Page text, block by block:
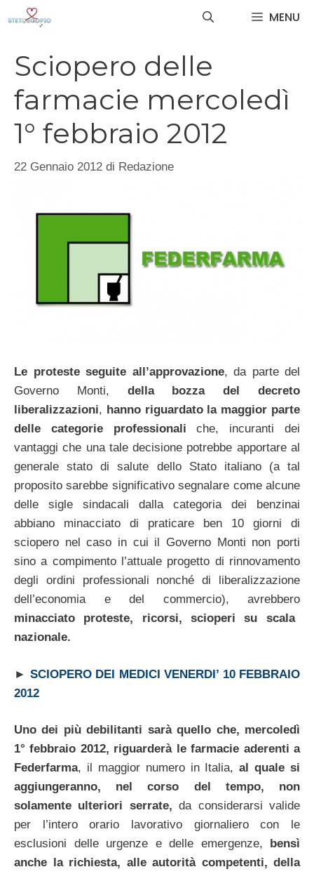
MENU
Sciopero delle
farmacie mercoledì
1° febbraio 2012
22 Gennaio 2012 di Redazione
Le proteste seguite all’approvazione, da parte del
Governo Monti, della bozza del decreto
liberalizzazioni, hanno riguardato la maggior parte
delle categorie professionali che, incuranti dei
vantaggi che una tale decisione potrebbe apportare al
generale stato di salute dello Stato italiano (a tal
proposito sarebbe significativo segnalare come alcune
delle sigle sindacali dalla categoria dei benzinai
abbiano minacciato di praticare ben 10 giorni di
sciopero nel caso in cui il Governo Monti non porti
sino a compimento l’attuale progetto di rinnovamento
degli ordini professionali nonché di liberalizzazione
dell’economia e del commercio), avrebbero
minacciato proteste, ricorsi, scioperi su scala
nazionale.
► SCIOPERO DEI MEDICI VENERDI’ 10 FEBBRAIO
2012
Uno dei più debilitanti sarà quello che, mercoledì
1° febbraio 2012, riguarderà le farmacie aderenti a
Federfarma, il maggior numero in Italia, al quale si
aggiungeranno, nel corso del tempo, non
solamente ulteriori serrate, da considerarsi valide
per l’intero orario lavorativo giornaliero con le
esclusioni delle urgenze e delle emergenze, bensì
anche la richiesta, alle autorità competenti, della